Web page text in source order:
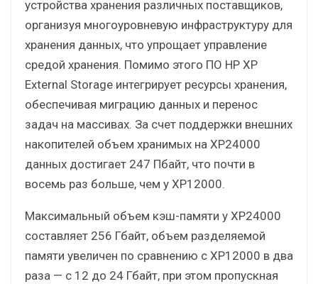
устройства хранения различных поставщиков,
организуя многоуровневую инфраструктуру для
хранения данных, что упрощает управление
средой хранения. Помимо этого ПО НР XP
External Storage интегрирует ресурсы хранения,
обеспечивая миграцию данных и перенос
задач на массивах. За счет поддержки внешних
накопителей объем хранимых на XP24000
данных достигает 247 Пбайт, что почти в
восемь раз больше, чем у XP12000.
Максимальный объем кэш-памяти у XP24000
составляет 256 Гбайт, объем разделяемой
памяти увеличен по сравнению с XP12000 в два
раза — с 12 до 24 Гбайт, при этом пропускная